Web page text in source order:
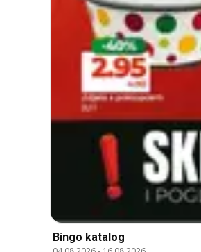
Bingo katalog